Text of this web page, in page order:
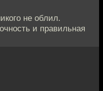
не облил.
и правильная